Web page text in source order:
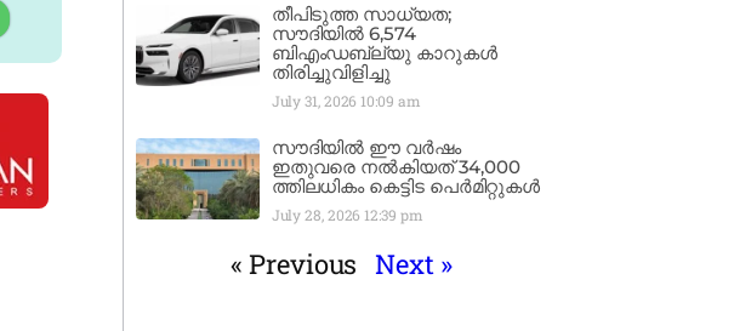
തീപിടുത്ത സാധ്യത;
സൗദിയിൽ 6,574
ബിഎംഡബ്ല്യു കാറുകൾ
തിരിച്ചുവിളിച്ചു
July 31, 2026 10:09 am
സൗദിയിൽ ഈ വർഷം
ഇതുവരെ നൽകിയത് 34,000
ത്തിലധികം കെട്ടിട പെർമിറ്റുകൾ
July 28, 2026 12:39 pm
« Previous Next »